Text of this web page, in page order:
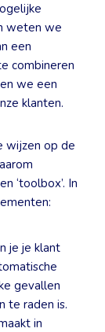
weten we
een
combineren
we een
klanten.
wijzen op de
‘toolbox’. In
je je klant
gevallen
te raden is.
in